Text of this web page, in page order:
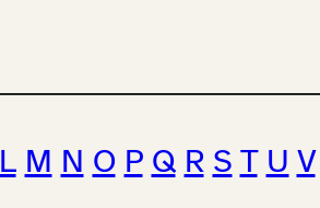
L M N O P Q R S T U V